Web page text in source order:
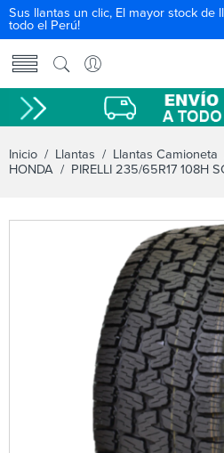
Sus llantas un clic, El mayor stock de
todo el Perú!
Inicio / Llantas / Llantas Camioneta
HONDA / PIRELLI 235/65R17 108H